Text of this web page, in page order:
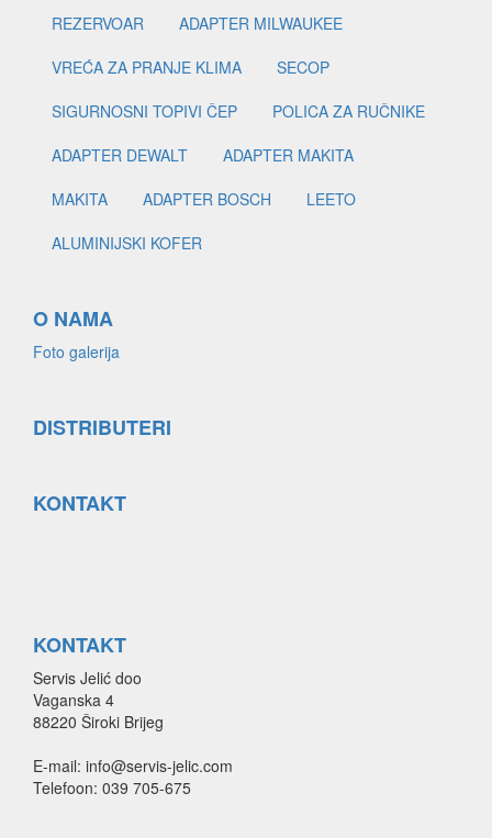
REZERVOAR
ADAPTER MILWAUKEE
VREĆA ZA PRANJE KLIMA
SECOP
SIGURNOSNI TOPIVI ČEP
POLICA ZA RUČNIKE
ADAPTER DEWALT
ADAPTER MAKITA
MAKITA
ADAPTER BOSCH
LEETO
ALUMINIJSKI KOFER
O NAMA
Foto galerija
DISTRIBUTERI
KONTAKT
KONTAKT
Servis Jelić doo
Vaganska 4
88220 Široki Brijeg
E-mail: info@servis-jelic.com
Telefoon: 039 705-675